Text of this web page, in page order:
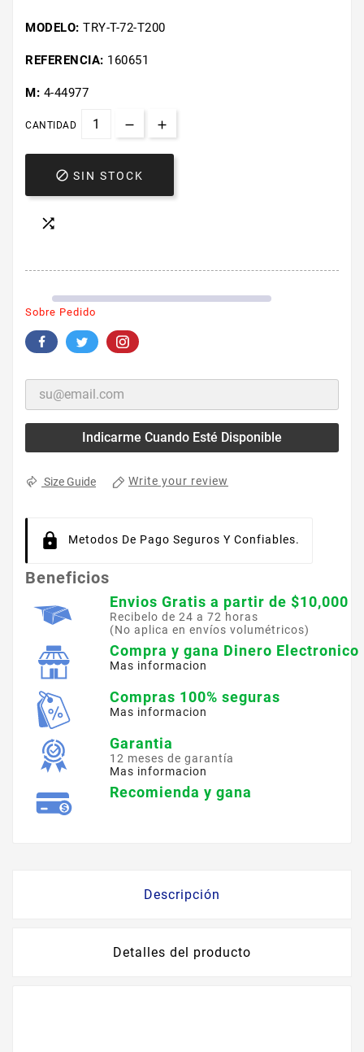
MODELO: TRY-T-72-T200
REFERENCIA: 160651
M: 4-44977
CANTIDAD
 SIN STOCK

Sobre Pedido
Indicarme Cuando Esté Disponible
Size Guide Write your review
Metodos De Pago Seguros Y Confiables.
Beneficios
Envios Gratis a partir de $10,000
Recibelo de 24 a 72 horas
(No aplica en envíos volumétricos)
Compra y gana Dinero Electronico
Mas informacion
Compras 100% seguras
Mas informacion
Garantia
12 meses de garantía
Mas informacion
Recomienda y gana
Descripción
Detalles del producto